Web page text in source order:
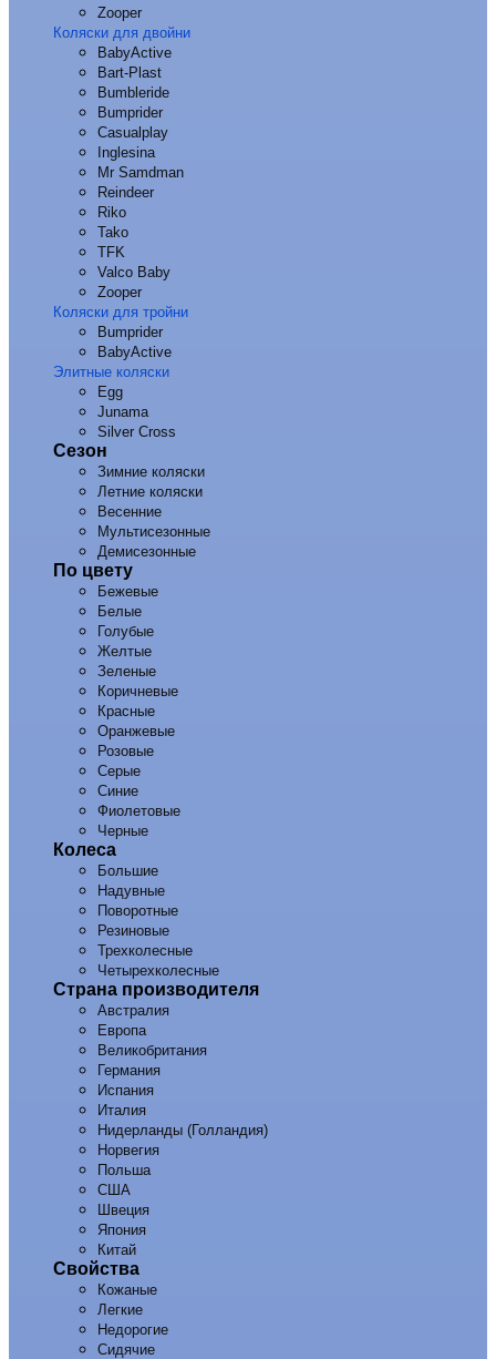
Zooper
Коляски для двойни
BabyActive
Bart-Plast
Bumbleride
Bumprider
Casualplay
Inglesina
Mr Samdman
Reindeer
Riko
Tako
TFK
Valco Baby
Zooper
Коляски для тройни
Bumprider
BabyActive
Элитные коляски
Egg
Junama
Silver Cross
Сезон
Зимние коляски
Летние коляски
Весенние
Мультисезонные
Демисезонные
По цвету
Бежевые
Белые
Голубые
Желтые
Зеленые
Коричневые
Красные
Оранжевые
Розовые
Серые
Синие
Фиолетовые
Черные
Колеса
Большие
Надувные
Поворотные
Резиновые
Трехколесные
Четырехколесные
Страна производителя
Австралия
Европа
Великобритания
Германия
Испания
Италия
Нидерланды (Голландия)
Норвегия
Польша
США
Швеция
Япония
Китай
Свойства
Кожаные
Легкие
Недорогие
Сидячие